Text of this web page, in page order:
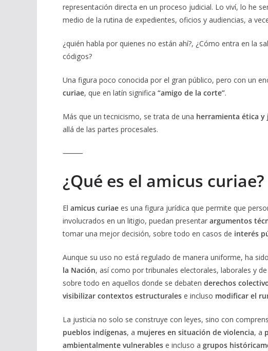
representación directa en un proceso judicial. Lo viví, lo he
medio de la rutina de expedientes, oficios y audiencias, a
¿quién habla por quienes no están ahí?, ¿Cómo entra en la
códigos?
Una figura poco conocida por el gran público, pero con un
curiae, que en latín significa “amigo de la corte”.
Más que un tecnicismo, se trata de una herramienta ética y
allá de las partes procesales.
⸻
¿Qué es el amicus curiae?
El amicus curiae es una figura jurídica que permite que
involucrados en un litigio, puedan presentar argumentos
tomar una mejor decisión, sobre todo en casos de interés
Aunque su uso no está regulado de manera uniforme, ha
la Nación, así como por tribunales electorales, laborales y
sobre todo en aquellos donde se debaten derechos
visibilizar contextos estructurales e incluso modificar el
La justicia no solo se construye con leyes, sino con
pueblos indígenas, a mujeres en situación de violencia, a
ambientalmente vulnerables e incluso a grupos